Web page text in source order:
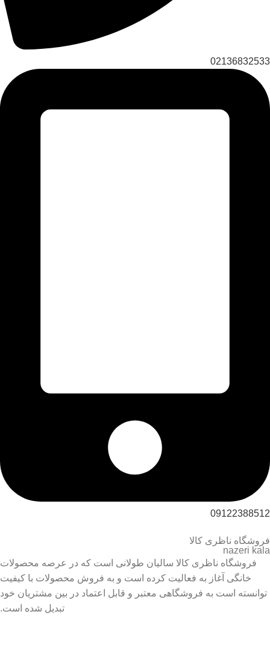
02136832533
09122388512
فروشگاه ناظری کالا
nazeri kala
فروشگاه ناظری کالا سالیان طولانی است که در عرصه محصولات
خانگی آغاز به فعالیت کرده است و به فروش محصولات با کیفیت
توانسته است به فروشگاهی معتبر و قابل اعتماد در بین مشتریان خود
تبدیل شده است.